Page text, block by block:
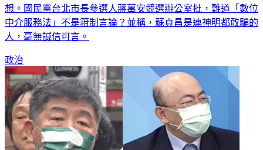
想。國民黨台北市長參選人蔣萬安競選辦公室批，難道「數位
中介服務法」不是箝制言論？並稱，蘇貞昌是連神明都敢騙的
人，毫無誠信可言。
政治